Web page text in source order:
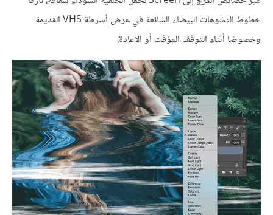
خطوط التشوهات البيضاء الشائعة في عرض أشرطة VHS القديمة
وخصوصًا أثناء التوقف المؤقت أو الإعادة.